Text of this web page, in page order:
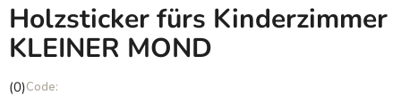
Holzsticker fürs Kinderzimmer
KLEINER MOND
Die
(0)